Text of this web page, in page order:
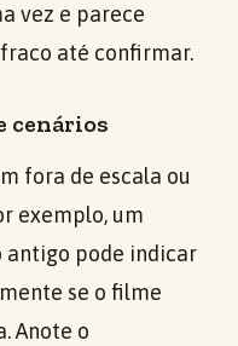
vez e parece
até confirmar.
cenários
fora de escala ou
exemplo, um
antigo pode indicar
se o filme
Anote o